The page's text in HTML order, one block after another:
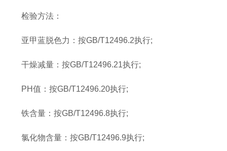
检验方法：
亚甲蓝脱色力：按GB/T12496.2执行;
干燥减量：按GB/T12496.21执行;
PH值：按GB/T12496.20执行;
铁含量：按GB/T12496.8执行;
氯化物含量：按GB/T12496.9执行;